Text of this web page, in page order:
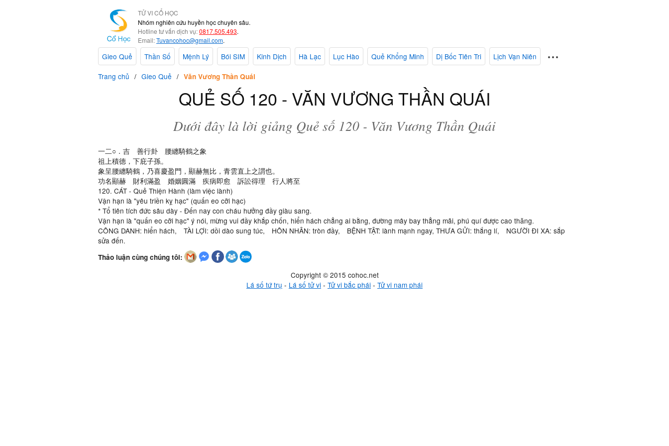
TỬ VI CỔ HỌC
Nhóm nghiên cứu huyền học chuyên sâu.
Hotline tư vấn dịch vụ:0817.505.493.
Email:Tuvancohoc@gmail.com.
Gieo Quẻ Thần Số Mệnh Lý Bói SIM Kinh Dịch Hà Lạc Lục Hào Quẻ Khổng Minh Dị Bốc Tiên Tri
Lịch Vạn Niên
Trang chủ
Gieo Quẻ Văn Vương Thần Quái
QUẺ SỐ 120 - VĂN VƯƠNG THẦN QUÁI
Dưới đây là lời giảng Quẻ số 120 - Văn Vương Thần Quái
一二○．吉 善行卦 腰纏騎鶴之象
祖上積德，下庇子孫。
象呈腰纏騎鶴，乃喜慶盈門，顯赫無比，青雲直上之謂也。
功名顯赫 財利滿盈 婚姻圓滿 疾病即愈 訴訟得理 行人將至
120. CÁT - Quẻ Thiện Hành (làm việc lành)
Vận hạn là "yêu triền kỵ hạc" (quấn eo cỡi hạc)
* Tổ tiên tích đức sâu dày - Đến nay con cháu hưởng đầy giàu sang.
Vận hạn là "quấn eo cỡi hạc" ý nói, mừng vui đầy khắp chốn, hiển hách chẳng ai bằng, đường mây bay thẳng mãi, phú quí được cao thăng.
CÔNG DANH: hiển hách, TÀI LỢI: dồi dào sung túc, HÔN NHÂN: tròn đầy, BỆNH TẬT: lành mạnh ngay, THƯA GỬI: thắng lí, NGƯỜI ĐI XA: sắp
sửa đến.
Thảo luận cùng chúng tôi:
Copyright © 2015 cohoc.net
Lá số tứ trụ - Lá số tử vi - Tử vi bắc phái - Tử vi nam phái